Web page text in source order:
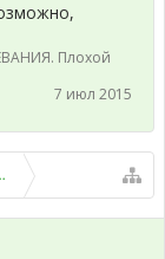
Плохой
7 июл 2015
помет, рвота и